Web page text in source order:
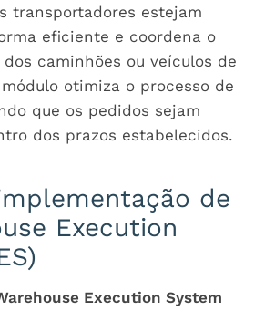
transportadores estejam
eficiente e coordena o
caminhões ou veículos de
otimiza o processo de
que os pedidos sejam
dos prazos estabelecidos.
de
Execution
Execution System